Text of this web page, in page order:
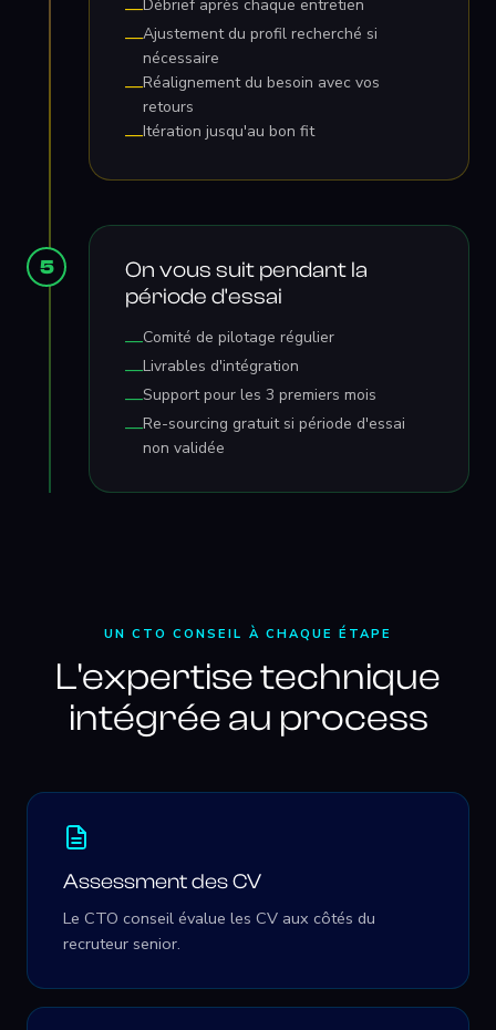
—Débrief après chaque entretien
—Ajustement du profil recherché si
nécessaire
—Réalignement du besoin avec vos
retours
—Itération jusqu'au bon fit
5
On vous suit pendant la
période d'essai
—Comité de pilotage régulier
—Livrables d'intégration
—Support pour les 3 premiers mois
—Re-sourcing gratuit si période d'essai
non validée
UN CTO CONSEIL À CHAQUE ÉTAPE
L'expertise technique
intégrée au process
Assessment des CV
Le CTO conseil évalue les CV aux côtés du
recruteur senior.